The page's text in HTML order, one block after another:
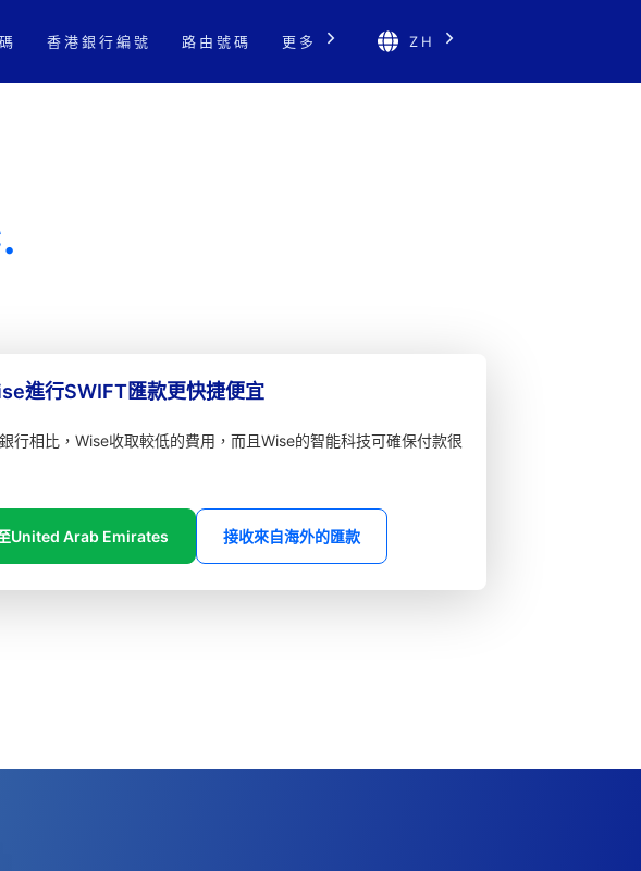
香港銀行編號 路由號碼 更多 ZH
進行SWIFT匯款更快捷便宜
行相比，Wise收取較低的費用，而且Wise的智能科技可確保付款很
United Arab Emirates 接收來自海外的匯款